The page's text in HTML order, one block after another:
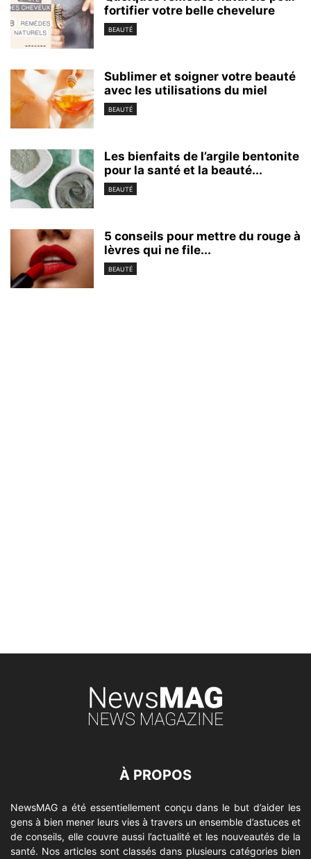
fortifier votre belle chevelure
BEAUTÉ
Sublimer et soigner votre beauté
avec les utilisations du miel
BEAUTÉ
Les bienfaits de l’argile bentonite
pour la santé et la beauté...
BEAUTÉ
5 conseils pour mettre du rouge à
lèvres qui ne file...
BEAUTÉ
À PROPOS
NewsMAG a été essentiellement conçu dans le but d’aider les
gens à bien mener leurs vies à travers un ensemble d’astuces et
de conseils, elle couvre aussi l’actualité et les nouveautés de la
santé. Nos articles sont classés dans plusieurs catégories bien